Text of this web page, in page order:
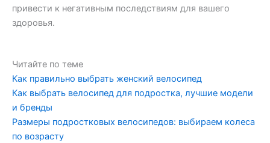
привести к негативным последствиям для вашего
здоровья.
Читайте по теме
Как правильно выбрать женский велосипед
Как выбрать велосипед для подростка, лучшие модели
и бренды
Размеры подростковых велосипедов: выбираем колеса
по возрасту